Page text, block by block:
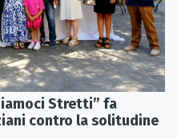
Stretti” fa
contro la solitudine